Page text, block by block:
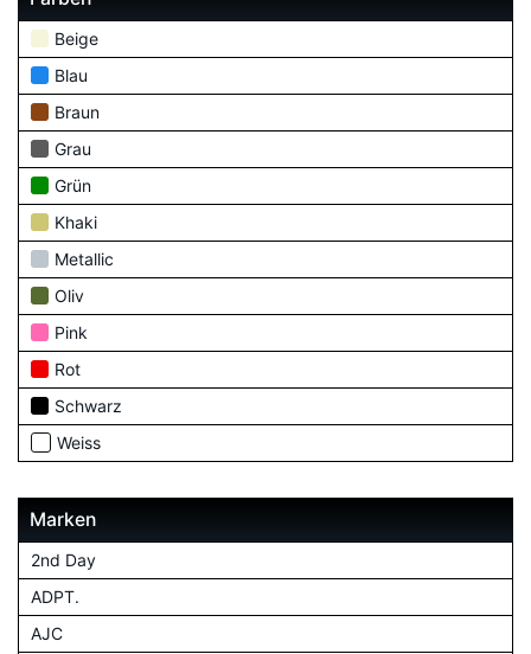
Beige
Blau
Braun
Grau
Grün
Khaki
Metallic
Oliv
Pink
Rot
Schwarz
Weiss
Marken
2nd Day
ADPT.
AJC